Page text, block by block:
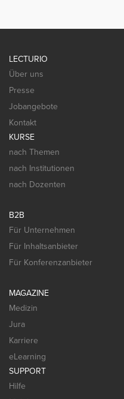
LECTURIO
Über uns
Presse
Jobangebote
Kontakt
KURSE
nach Themen
nach Institutionen
nach Dozenten
B2B
Für Unternehmen
Für Inhaltsanbieter
Für Konferenzanbieter
MAGAZINE
Medizin
Jura
Karriere
eLearning
SUPPORT
Hilfe